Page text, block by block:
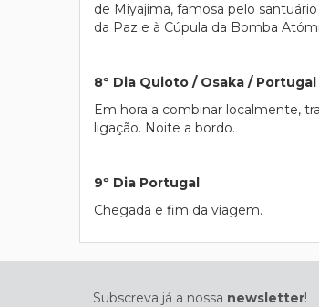
de Miyajima, famosa pelo
da Paz e à Cúpula da Bomba
8º Dia Quioto / Osaka / Portugal
Em hora a combinar localmente,
ligação. Noite a bordo.
9º Dia Portugal
Chegada e fim da viagem.
Subscreva já a nossa newsletter!